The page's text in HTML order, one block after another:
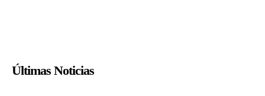
Últimas Noticias